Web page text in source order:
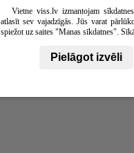
Vietne viss.lv izmantojam
atlasīt sev vajadzīgās. Jūs varat
spiežot uz saites "Manas sīkdatnes".
Pielāgot izvēli